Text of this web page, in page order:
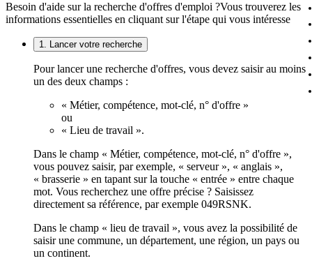
Besoin d'aide sur la recherche d'offres d'emploi ?Vous trouverez les
informations essentielles en cliquant sur l'étape qui vous intéresse
1. Lancer votre recherche
Pour lancer une recherche d'offres, vous devez saisir au moins
un des deux champs :
« Métier, compétence, mot-clé, n° d'offre »
ou
« Lieu de travail ».
Dans le champ « Métier, compétence, mot-clé, n° d'offre »,
vous pouvez saisir, par exemple, « serveur », « anglais »,
« brasserie » en tapant sur la touche « entrée » entre chaque
mot. Vous recherchez une offre précise ? Saisissez
directement sa référence, par exemple 049RSNK.
Dans le champ « lieu de travail », vous avez la possibilité de
saisir une commune, un département, une région, un pays ou
un continent.